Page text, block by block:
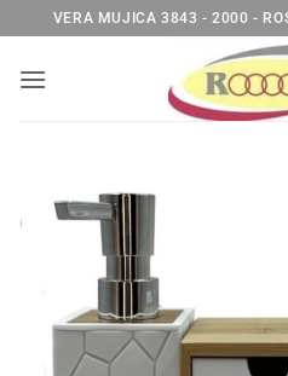
al
contenido
VERA MUJICA 3843 - 2000 -